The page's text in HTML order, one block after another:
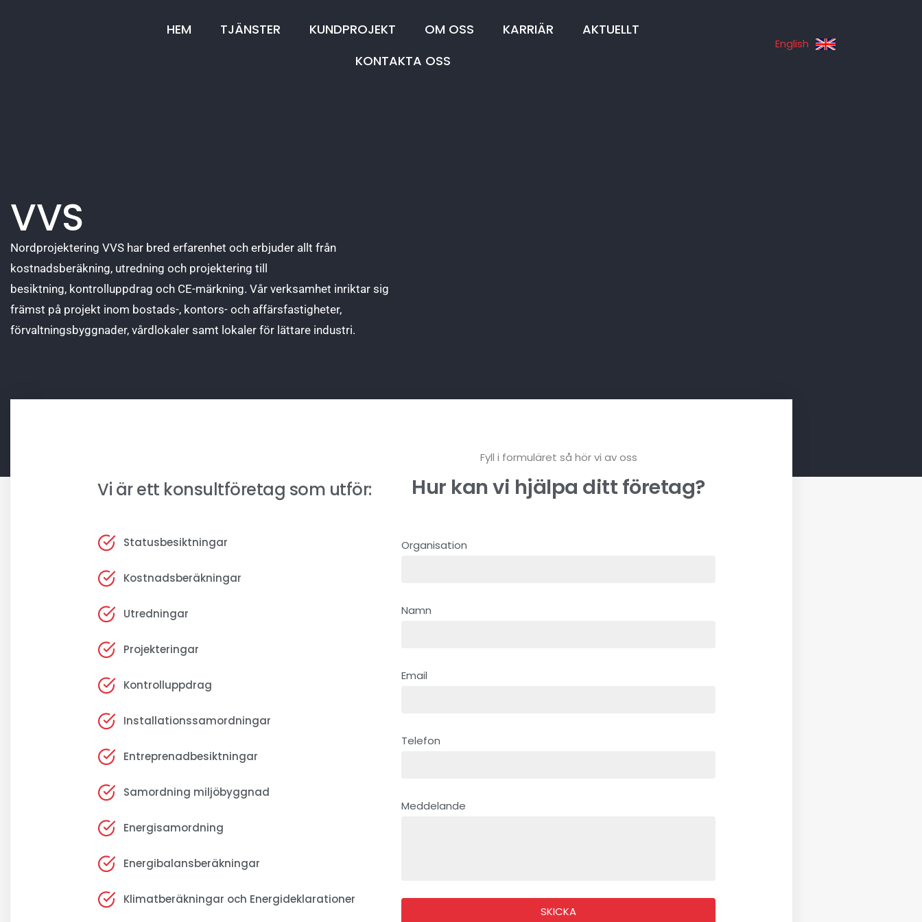
HEM TJÄNSTER KUNDPROJEKT OM OSS KARRIÄR
AKTUELLT
KONTAKTA OSS
English
VVS
Nordprojektering VVS har bred erfarenhet och erbjuder allt från
kostnadsberäkning, utredning och projektering till
besiktning, kontrolluppdrag och CE-märkning. Vår verksamhet inriktar sig
främst på projekt inom bostads-, kontors- och affärsfastigheter,
förvaltningsbyggnader, vårdlokaler samt lokaler för lättare industri.
Vi är ett konsultföretag som utför:
Statusbesiktningar
Kostnadsberäkningar
Utredningar
Projekteringar
Kontrolluppdrag
Installationssamordningar
Entreprenadbesiktningar
Samordning miljöbyggnad
Energisamordning
Energibalansberäkningar
Klimatberäkningar och Energideklarationer
Fyll i formuläret så hör vi av oss
Hur kan vi hjälpa ditt företag?
Organisation
Namn
Email
Telefon
Meddelande
SKICKA